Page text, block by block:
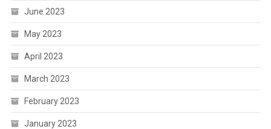
June 2023
May 2023
April 2023
March 2023
February 2023
January 2023